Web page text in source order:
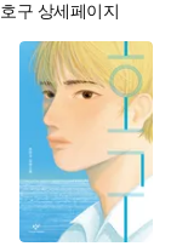
홈
로
이
동
호구 상세페이지